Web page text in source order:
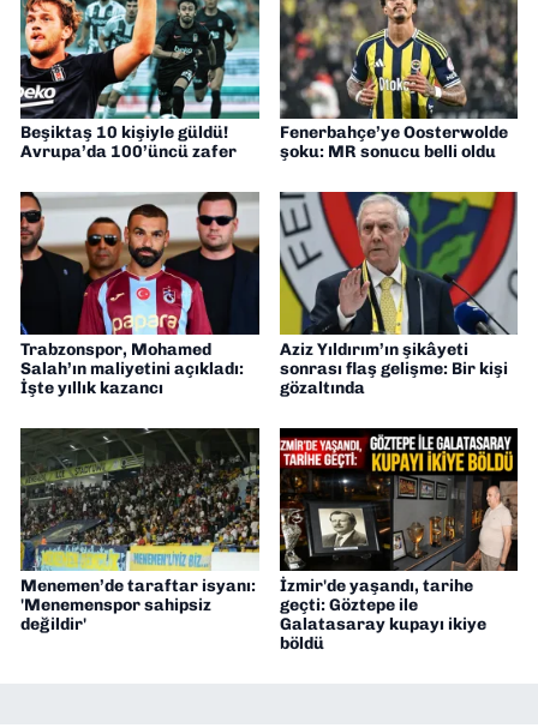
Beşiktaş 10 kişiyle güldü!
Avrupa’da 100’üncü zafer
Fenerbahçe’ye Oosterwolde
şoku: MR sonucu belli oldu
Trabzonspor, Mohamed
Salah’ın maliyetini açıkladı:
İşte yıllık kazancı
Aziz Yıldırım’ın şikâyeti
sonrası flaş gelişme: Bir kişi
gözaltında
Menemen’de taraftar isyanı:
'Menemenspor sahipsiz
değildir'
İzmir'de yaşandı, tarihe
geçti: Göztepe ile
Galatasaray kupayı ikiye
böldü